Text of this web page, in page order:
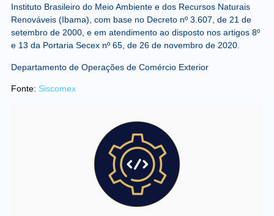
Instituto Brasileiro do Meio Ambiente e dos Recursos Naturais
Renováveis (Ibama), com base no Decreto nº 3.607, de 21 de
setembro de 2000, e em atendimento ao disposto nos artigos 8º
e 13 da Portaria Secex nº 65, de 26 de novembro de 2020.
Departamento de Operações de Comércio Exterior
Fonte: Siscomex